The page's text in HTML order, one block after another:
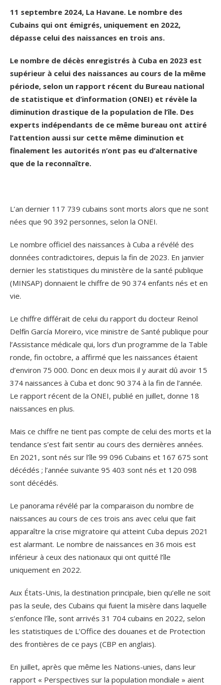
11 septembre 2024, La Havane. Le nombre des
Cubains qui ont émigrés, uniquement en 2022,
dépasse celui des naissances en trois ans.
Le nombre de décès enregistrés à Cuba en 2023 est
supérieur à celui des naissances au cours de la même
période, selon un rapport récent du Bureau national
de statistique et d’information (ONEI) et révèle la
diminution drastique de la population de l’île. Des
experts indépendants de ce même bureau ont attiré
l’attention aussi sur cette même diminution et
finalement les autorités n’ont pas eu d’alternative
que de la reconnaître.
L’an dernier 117 739 cubains sont morts alors que ne sont
nées que 90 392 personnes, selon la ONEI.
Le nombre officiel des naissances à Cuba a révélé des
données contradictoires, depuis la fin de 2023. En janvier
dernier les statistiques du ministère de la santé publique
(MINSAP) donnaient le chiffre de 90 374 enfants nés et en
vie.
Le chiffre différait de celui du rapport du docteur Reinol
Delfín García Moreiro, vice ministre de Santé publique pour
l’Assistance médicale qui, lors d’un programme de la Table
ronde, fin octobre, a affirmé que les naissances étaient
d’environ 75 000. Donc en deux mois il y aurait dû avoir 15
374 naissances à Cuba et donc 90 374 à la fin de l’année.
Le rapport récent de la ONEI, publié en juillet, donne 18
naissances en plus.
Mais ce chiffre ne tient pas compte de celui des morts et la
tendance s’est fait sentir au cours des dernières années.
En 2021, sont nés sur l’île 99 096 Cubains et 167 675 sont
décédés ; l’année suivante 95 403 sont nés et 120 098
sont décédés.
Le panorama révélé par la comparaison du nombre de
naissances au cours de ces trois ans avec celui que fait
apparaître la crise migratoire qui atteint Cuba depuis 2021
est alarmant. Le nombre de naissances en 36 mois est
inférieur à ceux des nationaux qui ont quitté l’île
uniquement en 2022.
Aux États-Unis, la destination principale, bien qu’elle ne soit
pas la seule, des Cubains qui fuient la misère dans laquelle
s’enfonce l’île, sont arrivés 31 704 cubains en 2022, selon
les statistiques de L’Office des douanes et de Protection
des frontières de ce pays (CBP en anglais).
En juillet, après que même les Nations-unies, dans leur
rapport « Perspectives sur la population mondiale » aient